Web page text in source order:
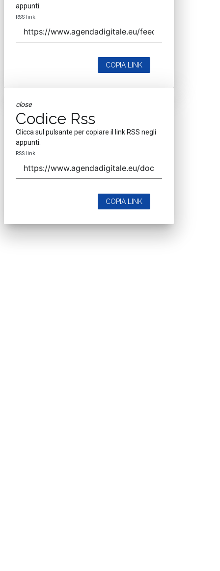
appunti.
RSS link
COPIA LINK
close
Codice Rss
Clicca sul pulsante per copiare il link RSS negli
appunti.
RSS link
COPIA LINK